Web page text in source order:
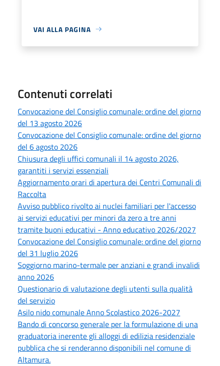
VAI ALLA PAGINA
Contenuti correlati
Convocazione del Consiglio comunale: ordine del giorno
del 13 agosto 2026
Convocazione del Consiglio comunale: ordine del giorno
del 6 agosto 2026
Chiusura degli uffici comunali il 14 agosto 2026,
garantiti i servizi essenziali
Aggiornamento orari di apertura dei Centri Comunali di
Raccolta
Avviso pubblico rivolto ai nuclei familiari per l'accesso
ai servizi educativi per minori da zero a tre anni
tramite buoni educativi - Anno educativo 2026/2027
Convocazione del Consiglio comunale: ordine del giorno
del 31 luglio 2026
Soggiorno marino-termale per anziani e grandi invalidi
anno 2026
Questionario di valutazione degli utenti sulla qualità
del servizio
Asilo nido comunale Anno Scolastico 2026-2027
Bando di concorso generale per la formulazione di una
graduatoria inerente gli alloggi di edilizia residenziale
pubblica che si renderanno disponibili nel comune di
Altamura.